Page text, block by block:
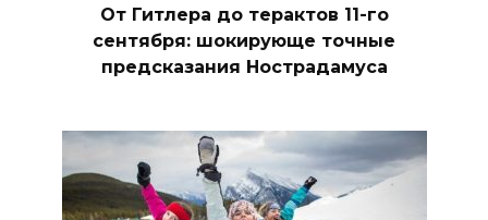
От Гитлера до терактов 11-го
сентября: шокирующе точные
предсказания Нострадамуса